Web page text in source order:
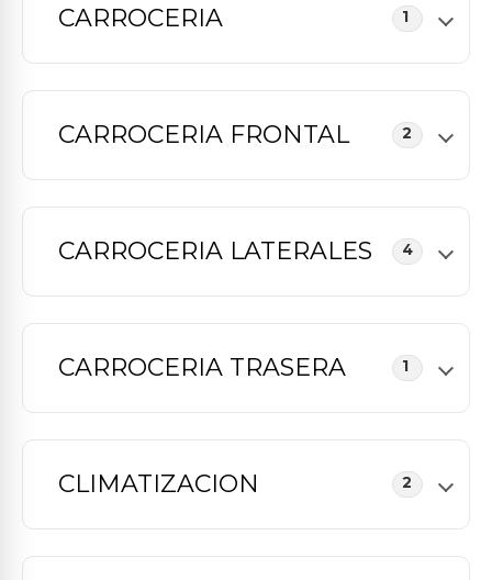
CARROCERIA 1
CARROCERIA FRONTAL 2
CARROCERIA LATERALES 4
CARROCERIA TRASERA 1
CLIMATIZACION 2